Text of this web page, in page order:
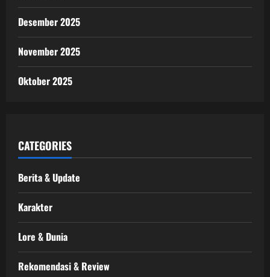
Desember 2025
November 2025
Oktober 2025
CATEGORIES
Berita & Update
Karakter
Lore & Dunia
Rekomendasi & Review